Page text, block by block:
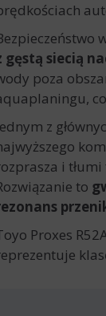
gęstą siecią
poza
z
i
to
Proxes